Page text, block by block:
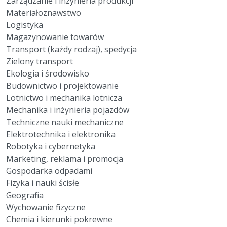
Materiałoznawstwo
Logistyka
Magazynowanie towarów
Transport (każdy rodzaj), spedycja
Zielony transport
Ekologia i środowisko
Budownictwo i projektowanie
Lotnictwo i mechanika lotnicza
Mechanika i inżynieria pojazdów
Techniczne nauki mechaniczne
Elektrotechnika i elektronika
Robotyka i cybernetyka
Marketing, reklama i promocja
Gospodarka odpadami
Fizyka i nauki ścisłe
Geografia
Wychowanie fizyczne
Chemia i kierunki pokrewne